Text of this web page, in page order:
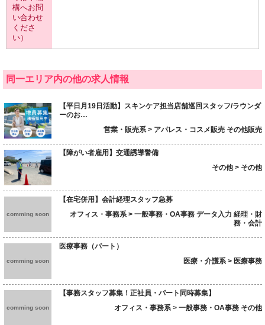
構へお問
い合わせ
くださ
い）
同一エリア内の他の求人情報
【平日月19日活動】スキンケア担当店舗巡回スタッフ/ラウンダ
ーのお…
営業・販売系 > アパレス・コスメ販売 その他販売
【障がい者雇用】交通誘導警備
その他 > その他
comming soon
【在宅併用】会計経理スタッフ急募
オフィス・事務系 > 一般事務・OA事務 データ入力 経理・財
務・会計
comming soon
医療事務（パート）
医療・介護系 > 医療事務
comming soon
【事務スタッフ募集！正社員・パート同時募集】
オフィス・事務系 > 一般事務・OA事務 その他